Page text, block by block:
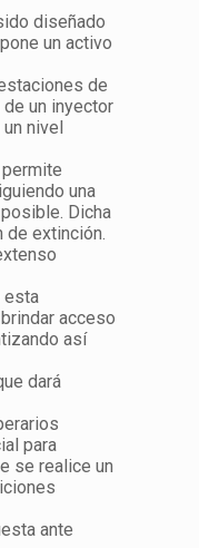
diseñado
un activo
de
un inyector
nivel
permite
una
Dicha
de extinción.
esta
acceso
así
dará
para
se realice un
ante